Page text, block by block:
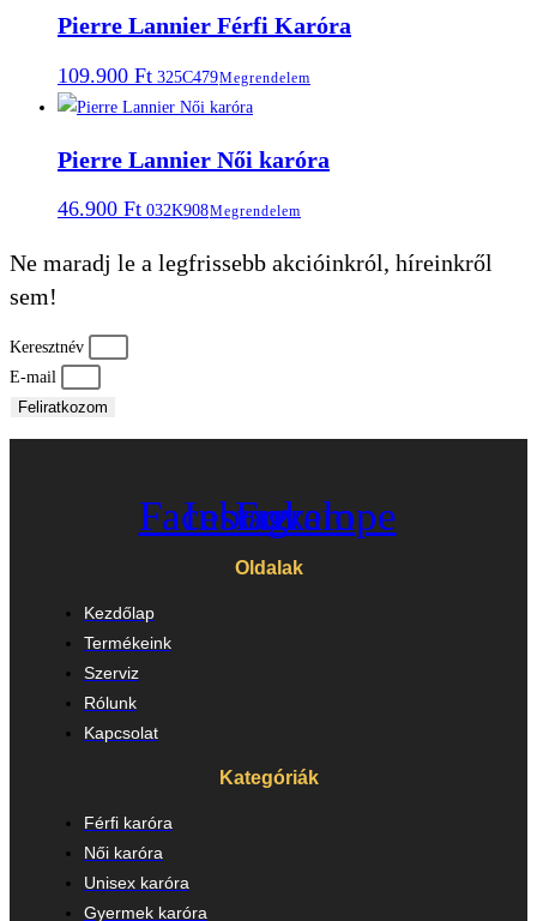
Pierre Lannier Férfi Karóra
109.900 Ft 325C479Megrendelem
Pierre Lannier Női karóra
46.900 Ft 032K908Megrendelem
Ne maradj le a legfrissebb akcióinkról, híreinkről
sem!
Keresztnév
E-mail
Feliratkozom
Facebook
Instagram
Envelope
Oldalak
Kezdőlap
Termékeink
Szerviz
Rólunk
Kapcsolat
Kategóriák
Férfi karóra
Női karóra
Unisex karóra
Gyermek karóra